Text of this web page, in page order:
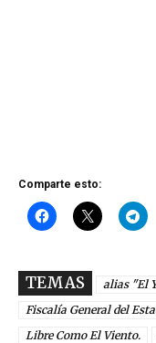
Comparte esto:
TEMAS alias "El
Fiscalía General del
Libre Como El Viento.